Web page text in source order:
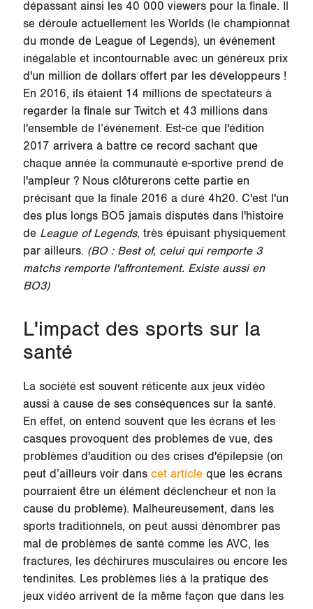
dépassant ainsi les 40 000 viewers pour la finale. Il
se déroule actuellement les Worlds (le championnat
du monde de League of Legends), un événement
inégalable et incontournable avec un généreux prix
d'un million de dollarsoffert par les développeurs !
En 2016, ils étaient 14 millionsde spectateurs à
regarder la finale sur Twitch et 43 millionsdans
l'ensemble de l’événement. Est-ce que l'édition
2017 arrivera à battre ce record sachant que
chaque année la communauté e-sportive prend de
l'ampleur ? Nous clôturerons cette partie en
précisant que la finale 2016 a duré 4h20. C'est l'un
des plus longs BO5 jamais disputés dans l'histoire
de League of Legends, très épuisant physiquement
par ailleurs. (BO : Best of, celui qui remporte 3
matchs remporte l'affrontement. Existe aussi en
BO3)
L'impact des sports sur la
santé
La société est souvent réticente aux jeux vidéo
aussi à cause de ses conséquences sur la santé.
En effet, on entend souvent que les écrans et les
casques provoquent des problèmes de vue, des
problèmes d'audition ou des crises d'épilepsie (on
peut d’ailleurs voir dans cet articleque les écrans
pourraient être un élément déclencheur et non la
cause du problème). Malheureusement, dans les
sports traditionnels, on peut aussi dénombrer pas
mal de problèmes de santé comme les AVC, les
fractures, les déchirures musculaires ou encore les
tendinites. Les problèmes liés à la pratique des
jeux vidéo arrivent de la même façon que dans les